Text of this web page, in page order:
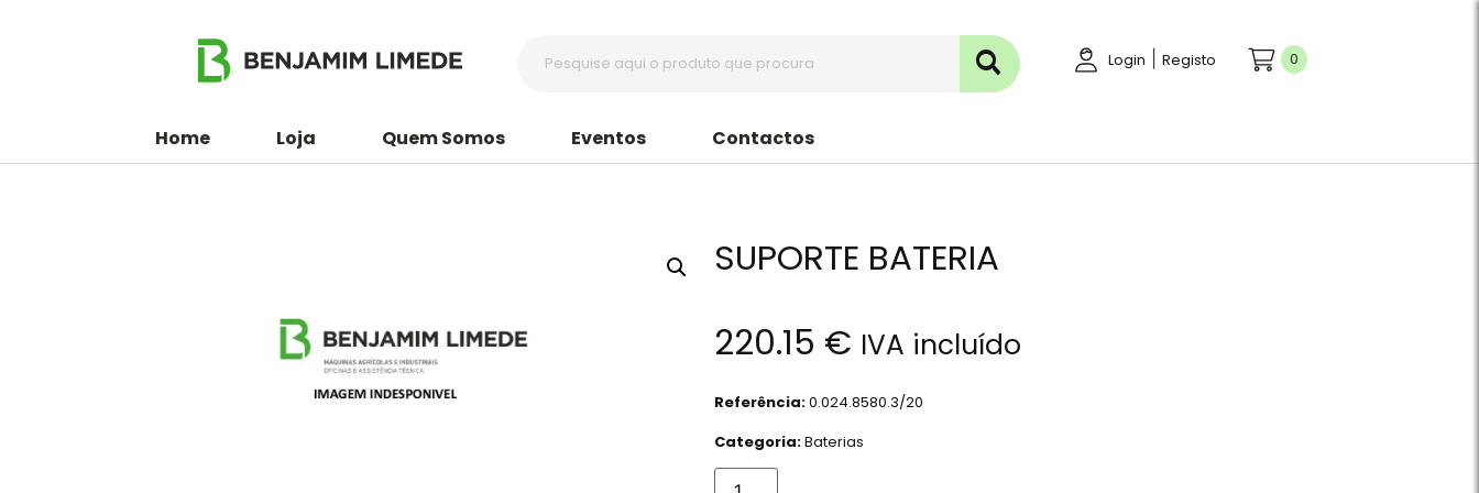
Login Registo 0
Home Loja Quem Somos Eventos Contactos
SUPORTE BATERIA
220.15 € IVA incluído
Referência:0.024.8580.3/20
Categoria:Baterias